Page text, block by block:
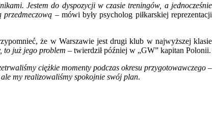
Jestem do dyspozycji w czasie treningów, a jednocześnie
przedmeczową – mówi były psycholog piłkarskiej reprezentacji
że w Warszawie jest drugi klub w najwyższej klasie
to już jego problem – twierdził później w „GW” kapitan Polonii.
ciężkie momenty podczas okresu przygotowawczego –
my realizowaliśmy spokojnie swój plan.